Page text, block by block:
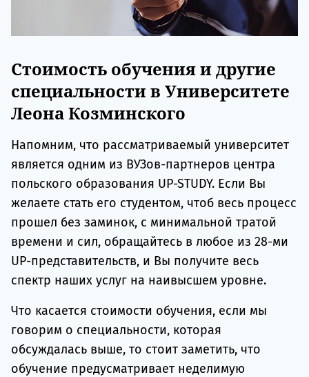
Стоимость обучения и другие
специальности в Университете
Леона Козминского
Напомним, что рассматриваемый университет
является одним из ВУЗов-партнеров центра
польского образования UP-STUDY. Если Вы
желаете стать его студентом, чтоб весь процесс
прошел без заминок, с минимальной тратой
времени и сил, обращайтесь в любое из 28-ми
UP-представительств, и Вы получите весь
спектр наших услуг на наивысшем уровне.
Что касается стоимости обучения, если мы
говорим о специальности, которая
обсуждалась выше, то стоит заметить, что
обучение предусматривает неделимую